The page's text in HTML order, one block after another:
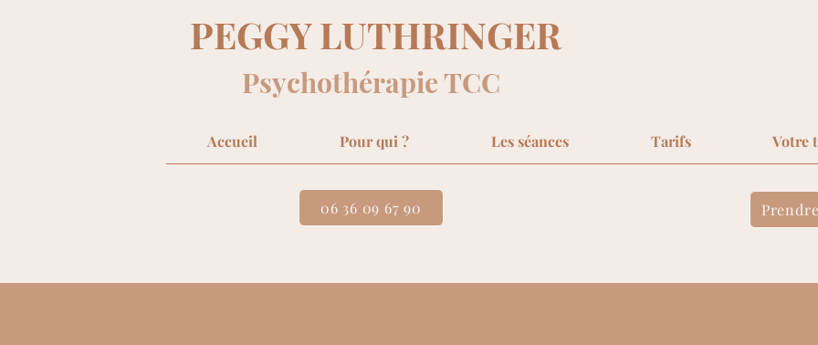
PEGGY LUTHRINGER
Psychothérapie TCC
Accueil Pour qui ? Les séances Tarifs Votre
06 36 09 67 90